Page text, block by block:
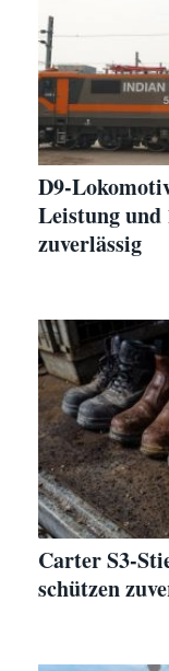
D9-
Leistung und
zuverlässig
Carter S3-
schützen